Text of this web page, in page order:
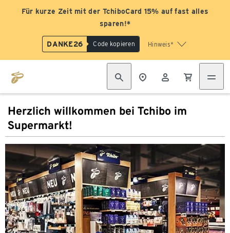
Für kurze Zeit mit der TchiboCard 15% auf fast alles
sparen!*
DANKE26 Code kopieren Hinweis*
Herzlich willkommen bei Tchibo im
Supermarkt!